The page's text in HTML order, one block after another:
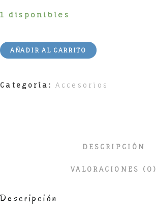
1 disponibles
AÑADIR AL CARRITO
Categoría: Accesorios
DESCRIPCIÓN
VALORACIONES (0)
Descripción